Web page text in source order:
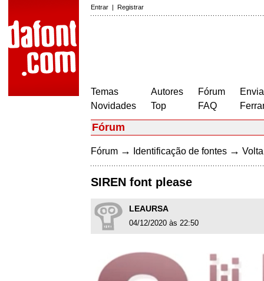
Entrar | Registrar
Temas
Novidades
Autores
Top
Fórum
FAQ
Fórum
Fórum → Identificação de fontes →
SIREN font please
LEAURSA
04/12/2020 às 22:50